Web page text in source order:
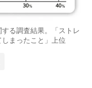
る調査結果。「ストレ
まったこと」上位